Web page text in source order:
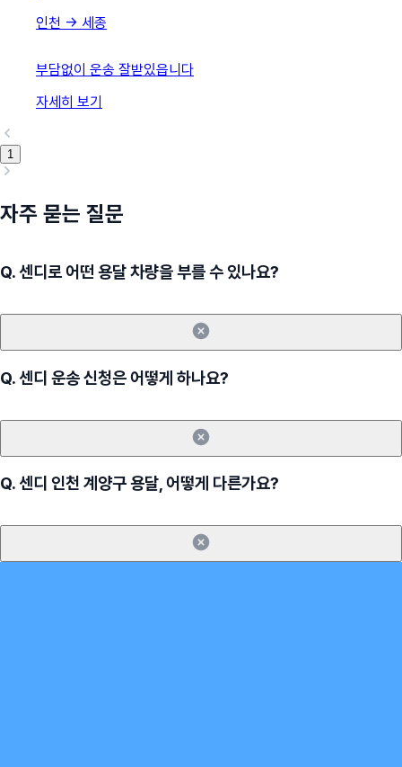
인천 → 세종
부담없이 운송 잘받있읍니다
자세히 보기
1
자주 묻는 질문
Q.센디로 어떤 용달 차량을 부를 수 있나요?
Q.센디 운송 신청은 어떻게 하나요?
Q.센디 인천 계양구 용달, 어떻게 다른가요?